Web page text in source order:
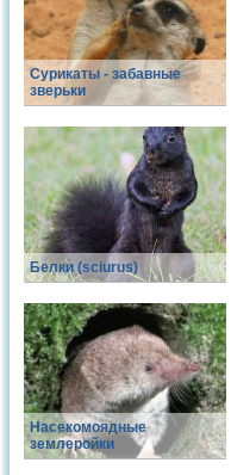
Сурикаты - забавные
зверьки
Белки (sciurus)
Насекомоядные
землеройки